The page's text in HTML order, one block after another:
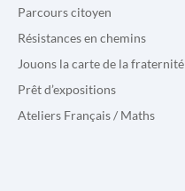
Parcours citoyen
Résistances en chemins
Jouons la carte de la fraternité
Prêt d’expositions
Ateliers Français / Maths